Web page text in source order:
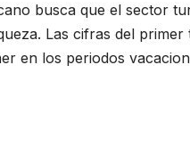
busca que el sector
Las cifras del
en los periodos